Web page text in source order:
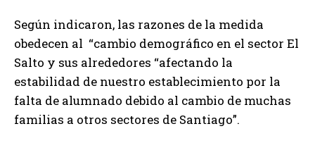
Según indicaron, las razones de la medida
obedecen al “cambio demográfico en el sector El
Salto y sus alrededores “afectando la
estabilidad de nuestro establecimiento por la
falta de alumnado debido al cambio de muchas
familias a otros sectores de Santiago”.